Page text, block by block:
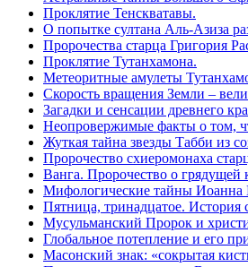
Проклятие Тенскватавы.
О попытке султана Аль-Азиза
Пророчества старца Григория
Проклятие Тутанхамона.
Метеоритные амулеты
Скорость вращения Земли –
Загадки и сенсации древнего
Неопровержимые факты о том,
Жуткая тайна звезды Табби из
Пророчество схиеромонаха
Ванга. Пророчество о грядущей
Мифологические тайны Иоанна
Пятница, тринадцатое. История
Мусульманский Пророк и
Глобальное потепление и его
Масонский знак: «сокрытая